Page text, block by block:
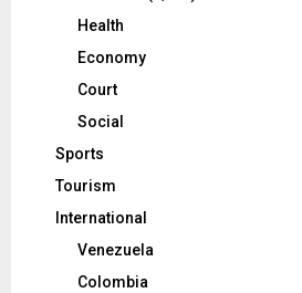
Health
Economy
Court
Social
Sports
Tourism
International
Venezuela
Colombia